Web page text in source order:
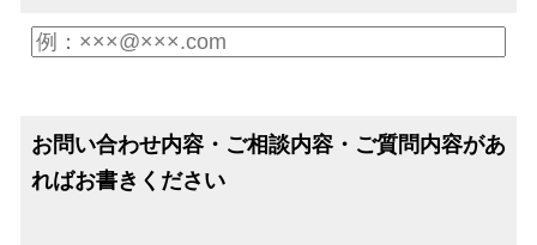
お問い合わせ内容・ご相談内容・ご質問内容があ
ればお書きください